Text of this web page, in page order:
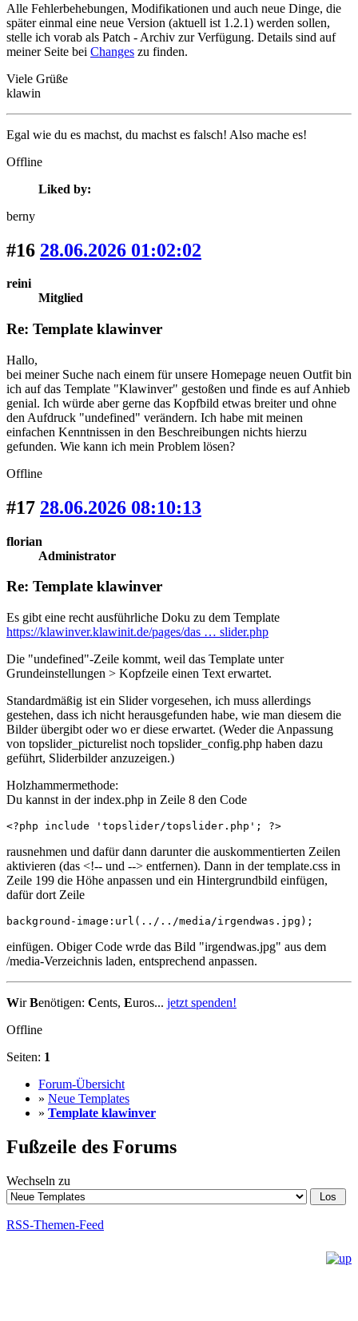
Alle Fehlerbehebungen, Modifikationen und auch neue Dinge, die
später einmal eine neue Version (aktuell ist 1.2.1) werden sollen,
stelle ich vorab als Patch - Archiv zur Verfügung. Details sind auf
meiner Seite bei Changes zu finden.
Viele Grüße
klawin
Egal wie du es machst, du machst es falsch! Also mache es!
Offline
Liked by:
berny
#16 28.06.2026 01:02:02
reini
Mitglied
Re: Template klawinver
Hallo,
bei meiner Suche nach einem für unsere Homepage neuen Outfit bin
ich auf das Template "Klawinver" gestoßen und finde es auf Anhieb
genial. Ich würde aber gerne das Kopfbild etwas breiter und ohne
den Aufdruck "undefined" verändern. Ich habe mit meinen
einfachen Kenntnissen in den Beschreibungen nichts hierzu
gefunden. Wie kann ich mein Problem lösen?
Offline
#17 28.06.2026 08:10:13
florian
Administrator
Re: Template klawinver
Es gibt eine recht ausführliche Doku zu dem Template
https://klawinver.klawinit.de/pages/das … slider.php
Die "undefined"-Zeile kommt, weil das Template unter
Grundeinstellungen > Kopfzeile einen Text erwartet.
Standardmäßig ist ein Slider vorgesehen, ich muss allerdings
gestehen, dass ich nicht herausgefunden habe, wie man diesem die
Bilder übergibt oder wo er diese erwartet. (Weder die Anpassung
von topslider_picturelist noch topslider_config.php haben dazu
geführt, Sliderbilder anzuzeigen.)
Holzhammermethode:
Du kannst in der index.php in Zeile 8 den Code
<?php include 'topslider/topslider.php'; ?>
rausnehmen und dafür dann darunter die auskommentierten Zeilen
aktivieren (das <!-- und --> entfernen). Dann in der template.css in
Zeile 199 die Höhe anpassen und ein Hintergrundbild einfügen,
dafür dort Zeile
background-image:url(../../media/irgendwas.jpg);
einfügen. Obiger Code wrde das Bild "irgendwas.jpg" aus dem
/media-Verzeichnis laden, entsprechend anpassen.
WirBenötigen: Cents, Euros... jetzt spenden!
Offline
Seiten: 1
Forum-Übersicht
» Neue Templates
» Template klawinver
Fußzeile des Forums
Wechseln zu
RSS-Themen-Feed